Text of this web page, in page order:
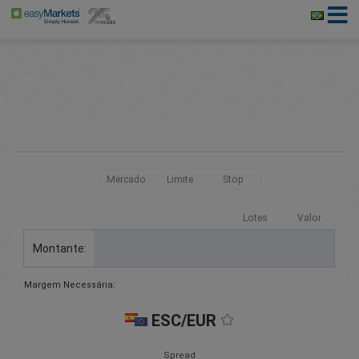
Mercado Limite Stop
Lotes Valor
Montante:
Margem Necessária:
ESC/EUR
Spread